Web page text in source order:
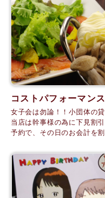
コストパフォーマン
女子会は勿論！！小団体の
当店は幹事様の為に下見割
予約で、その日のお会計を